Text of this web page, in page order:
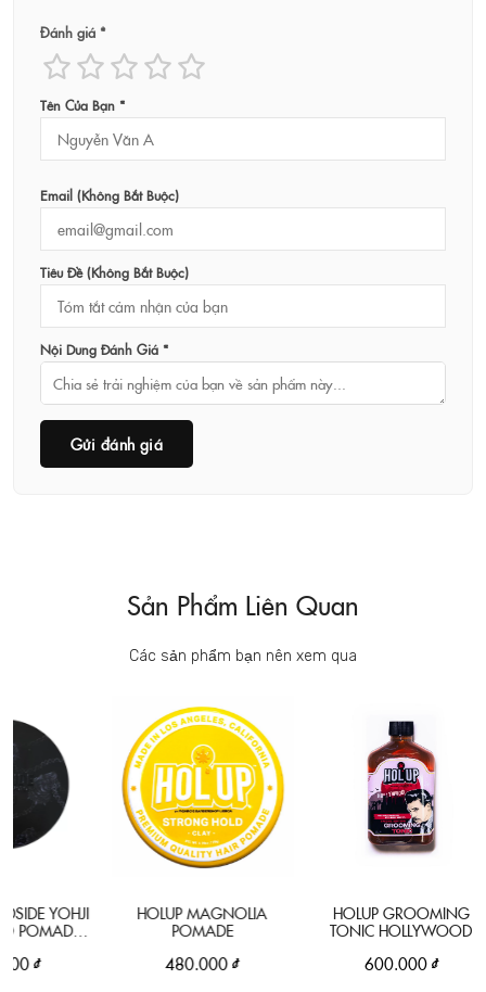
Đánh giá *
Tên Của Bạn *
Email (không Bắt Buộc)
Tiêu Đề (không Bắt Buộc)
Nội Dung Đánh Giá *
Gửi đánh giá
Sản Phẩm Liên Quan
Các sản phẩm bạn nên xem qua
YOHJI
HOLUP MAGNOLIA
POMADE
480.000 ₫
HOLUP GROOMING
TONIC HOLLYWOOD
600.000 ₫